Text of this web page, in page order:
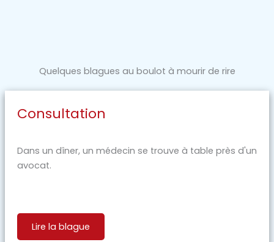
Quelques blagues au boulot à mourir de rire
Consultation
Dans un dîner, un médecin se trouve à table près d'un
avocat.
Lire la blague